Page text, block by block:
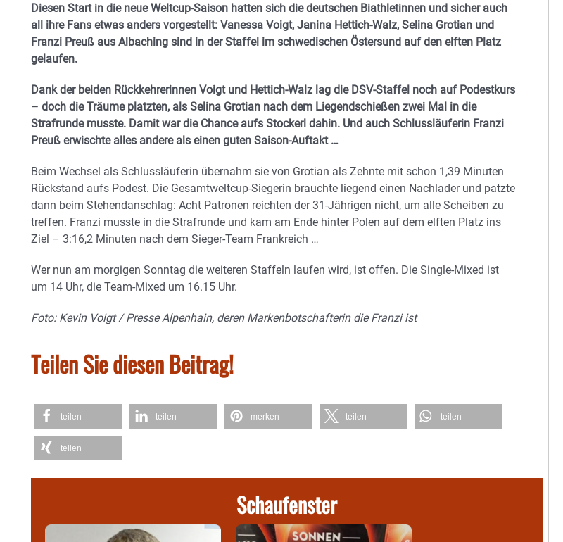
Diesen Start in die neue Weltcup-Saison hatten sich die deutschen Biathletinnen und sicher auch
all ihre Fans etwas anders vorgestellt: Vanessa Voigt, Janina Hettich-Walz, Selina Grotian und
Franzi Preuß aus Albaching sind in der Staffel im schwedischen Östersund auf den elften Platz
gelaufen.
Dank der beiden Rückkehrerinnen Voigt und Hettich-Walz lag die DSV-Staffel noch auf Podestkurs
– doch die Träume platzten, als Selina Grotian nach dem Liegendschießen zwei Mal in die
Strafrunde musste. Damit war die Chance aufs Stockerl dahin. Und auch Schlussläuferin Franzi
Preuß erwischte alles andere als einen guten Saison-Auftakt …
Beim Wechsel als Schlussläuferin übernahm sie von Grotian als Zehnte mit schon 1,39 Minuten
Rückstand aufs Podest. Die Gesamtweltcup-Siegerin brauchte liegend einen Nachlader und patzte
dann beim Stehendanschlag: Acht Patronen reichten der 31-Jährigen nicht, um alle Scheiben zu
treffen. Franzi musste in die Strafrunde und kam am Ende hinter Polen auf dem elften Platz ins
Ziel – 3:16,2 Minuten nach dem Sieger-Team Frankreich …
Wer nun am morgigen Sonntag die weiteren Staffeln laufen wird, ist offen. Die Single-Mixed ist
um 14 Uhr, die Team-Mixed um 16.15 Uhr.
Foto: Kevin Voigt / Presse Alpenhain, deren Markenbotschafterin die Franzi ist
Teilen Sie diesen Beitrag!
teilen teilen merken teilen teilen
teilen
Schaufenster